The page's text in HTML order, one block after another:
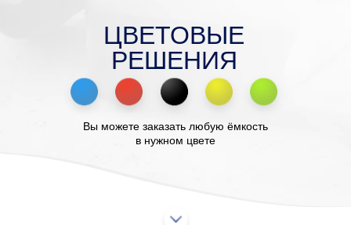
Вы можете заказать любую ёмкость
в нужном цвете
ЦВЕТОВЫЕ
РЕШЕНИЯ